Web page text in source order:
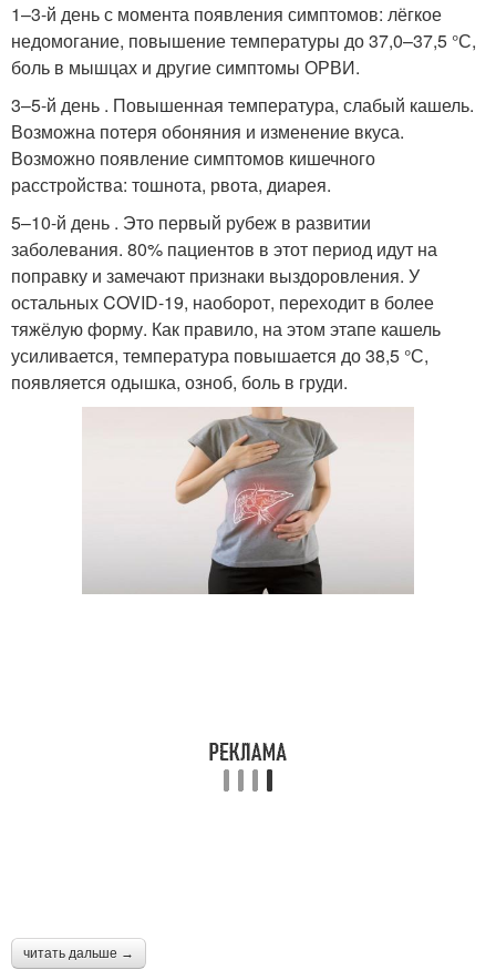
1–3-й день с момента появления симптомов: лёгкое
недомогание, повышение температуры до 37,0–37,5 °С,
боль в мышцах и другие симптомы ОРВИ.
3–5-й день . Повышенная температура, слабый кашель.
Возможна потеря обоняния и изменение вкуса.
Возможно появление симптомов кишечного
расстройства: тошнота, рвота, диарея.
5–10-й день . Это первый рубеж в развитии
заболевания. 80% пациентов в этот период идут на
поправку и замечают признаки выздоровления. У
остальных COVID-19, наоборот, переходит в более
тяжёлую форму. Как правило, на этом этапе кашель
усиливается, температура повышается до 38,5 °С,
появляется одышка, озноб, боль в груди.
читать дальше →